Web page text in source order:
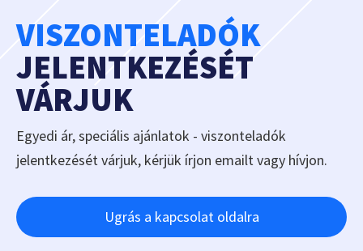
VISZONTELADÓK
JELENTKEZÉSÉT
VÁRJUK
Egyedi ár, speciális ajánlatok - viszonteladók
jelentkezését várjuk, kérjük írjon emailt vagy hívjon.
Ugrás a kapcsolat oldalra